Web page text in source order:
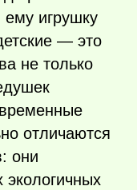
ему игрушку
— это
не только
отличаются
они